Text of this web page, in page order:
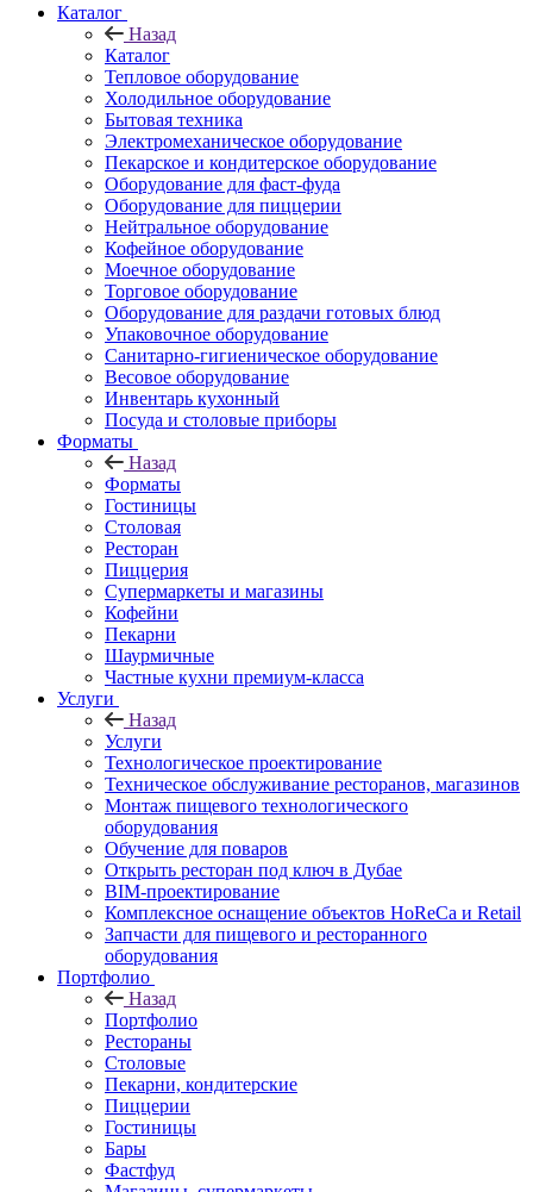
Каталог
Назад
Каталог
Тепловое оборудование
Холодильное оборудование
Бытовая техника
Электромеханическое оборудование
Пекарское и кондитерское оборудование
Оборудование для фаст-фуда
Оборудование для пиццерии
Нейтральное оборудование
Кофейное оборудование
Моечное оборудование
Торговое оборудование
Оборудование для раздачи готовых блюд
Упаковочное оборудование
Санитарно-гигиеническое оборудование
Весовое оборудование
Инвентарь кухонный
Посуда и столовые приборы
Форматы
Назад
Форматы
Гостиницы
Столовая
Ресторан
Пиццерия
Супермаркеты и магазины
Кофейни
Пекарни
Шаурмичные
Частные кухни премиум-класса
Услуги
Назад
Услуги
Технологическое проектирование
Техническое обслуживание ресторанов, магазинов
Монтаж пищевого технологического
оборудования
Обучение для поваров
Открыть ресторан под ключ в Дубае
BIM-проектирование
Комплексное оснащение объектов HoReCa и Retail
Запчасти для пищевого и ресторанного
оборудования
Портфолио
Назад
Портфолио
Рестораны
Столовые
Пекарни, кондитерские
Пиццерии
Гостиницы
Бары
Фастфуд